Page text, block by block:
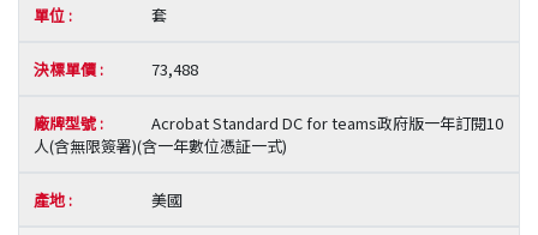
套
73,488
Acrobat Standard DC for teams政府版一年訂閱10
人(含無限簽署)(含一年數位憑証一式)
美國